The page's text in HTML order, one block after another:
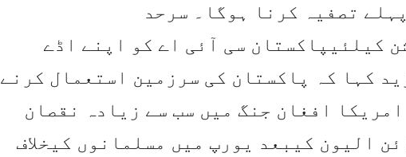
تصفیہ کرنا ہوگا۔ سرحد
کیلئیپاکستان سی آئی اے کو اپنے اڈے
کہا کہ پاکستان کی سرزمین استعمال کرنے
افغان جنگ میں سب سے زیادہ نقصان
الیون کیبعد یورپ میں مسلمانوں کیخلاف